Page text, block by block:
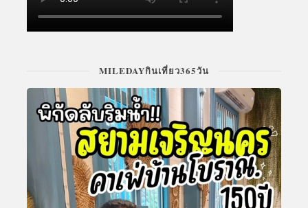
MILEDAYกินเที่ยว365วัน